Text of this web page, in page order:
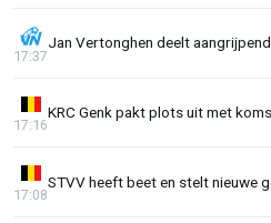
Jan Vertonghen deelt
17:37
KRC Genk pakt plots uit met
17:16
STVV heeft beet en stelt nieuwe
17:08